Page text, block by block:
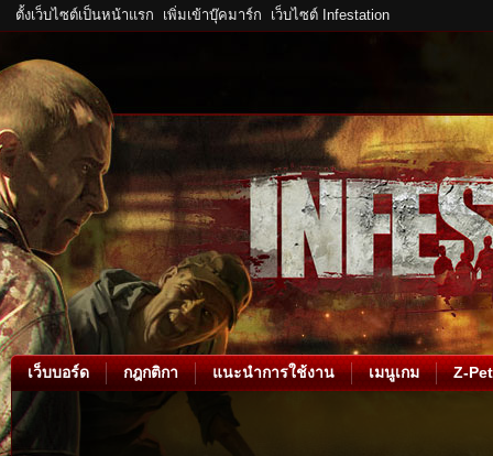
ตั้งเว็บไซต์เป็นหน้าแรก เพิ่มเข้าบุ๊คมาร์ก เว็บไซต์ Infestation
เว็บบอร์ด กฎกติกา แนะนำการใช้งาน เมนูเกม Z-Pet